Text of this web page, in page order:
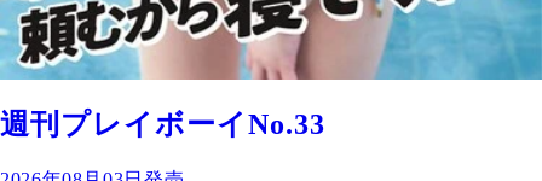
週刊プレイボーイNo.33